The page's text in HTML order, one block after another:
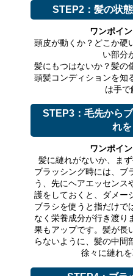
STEP2：髪の状
ワンポイ
頭皮が動くか？どこか硬
い部分
髪にもつはないか？髪の
頭髪コンディションを知
は手で
STEP3：毛先から
れ
ワンポイ
髪に縺れがないか、ま
ブラッシング時には、ブ
う、先にヘアエッセンス
護をしておくと、ダメー
ブラシを使うと指だけで
なく栄養成分が行き渡り
果もアップです。髪が長
らないように、髪の中間
徐々に縺れを